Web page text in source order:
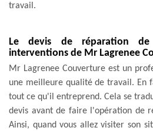
travail.
Le devis de réparation
interventions de Mr Lagrenee
Mr Lagrenee Couverture est un
une meilleure qualité de travail. En
tout ce qu'il entreprend. Cela se
devis avant de faire l'opération de
Ainsi, quand vous allez visiter son